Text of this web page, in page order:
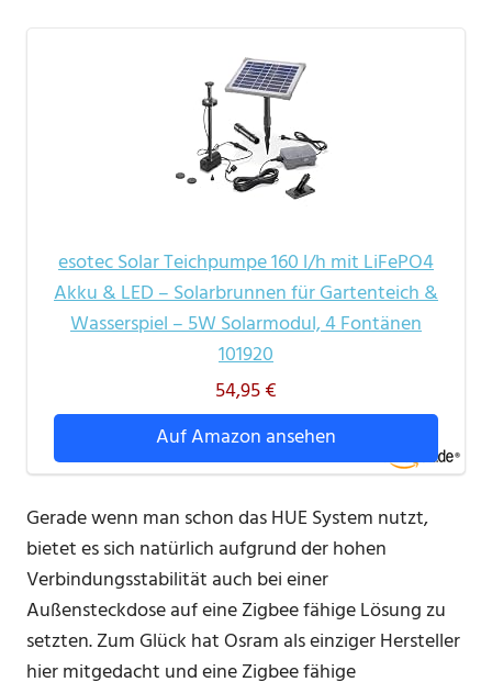
esotec Solar Teichpumpe 160 l/h mit LiFePO4
Akku & LED – Solarbrunnen für Gartenteich &
Wasserspiel – 5W Solarmodul, 4 Fontänen
101920
54,95 €
Auf Amazon ansehen
Gerade wenn man schon das HUE System nutzt,
bietet es sich natürlich aufgrund der hohen
Verbindungsstabilität auch bei einer
Außensteckdose auf eine Zigbee fähige Lösung zu
setzten. Zum Glück hat Osram als einziger Hersteller
hier mitgedacht und eine Zigbee fähige